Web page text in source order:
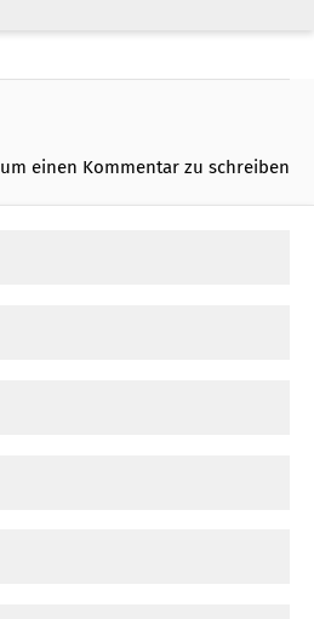
um einen Kommentar zu schreiben